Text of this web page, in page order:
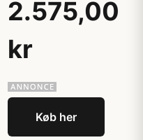
2.575,00
kr
Køb her